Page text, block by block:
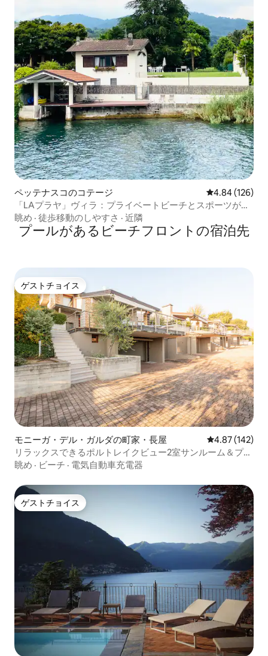
ペッテナスコのコテージ レビュー126
4.84 (126)
「LAプラヤ」ヴィラ：プライベートビーチとスポーツが含
まれています
眺め · 徒歩移動のしやすさ · 近隣
プールがあるビーチフロントの宿泊先
ゲストチョイス
ゲストチョイス
モニーガ・デル・ガルダの町家・長屋 レビュー142
4.87 (142)
リラックスできるポルトレイクビュー2室サンルーム＆プー
ル
眺め · ビーチ · 電気自動車充電器
ゲストチョイス
ゲストチョイス